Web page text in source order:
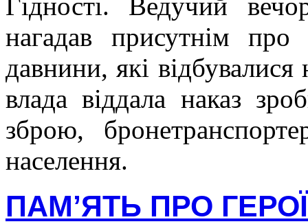
нагадав присутнім про
давнини, які
влада віддала наказ
зброю,
населення.
ПАМ’ЯТЬ ПРО